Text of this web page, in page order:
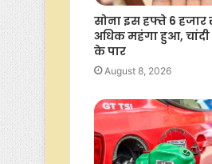
सोना इस हफ्ते 6
अधिक महंगा हुआ,
के पार
August 8, 2026